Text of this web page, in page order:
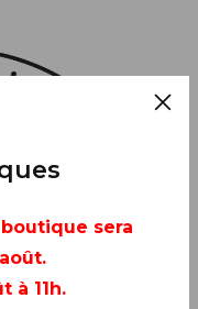
boutique sera
à 11h.